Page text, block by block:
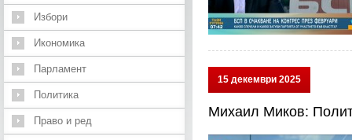
15 декември 2025
Михаил Миков:
Избори
Икономика
Парламент
Политика
Право и ред